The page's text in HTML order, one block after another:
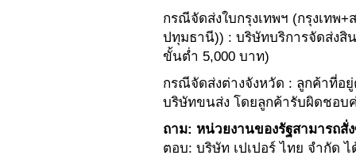
กรณีจัดส่งใบกรุงเทพฯ (กรุงเทพ
ปทุมธานี)) : บริษัทบริการจัดส่งสิ
ขั้นต่ำ 5,000 บาท)
กรณีจัดส่งต่างจังหวัด : ลูกค้าที่อ
บริษัทขนส่ง โดยลูกค้ารับผิดชอบ
ถาม: หน่วยงานของรัฐสามารถสั่
ตอบ: บริษัท เปเปอร์ ไทย จำกัด